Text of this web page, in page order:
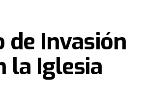
de Invasión
la Iglesia